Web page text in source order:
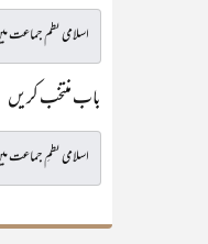
باب منتخب کریں